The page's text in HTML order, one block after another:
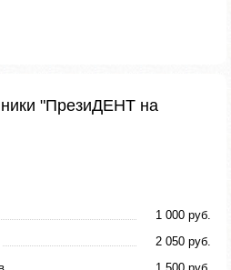
"ПрезиДЕНТ на
1 000 руб.
2 050 руб.